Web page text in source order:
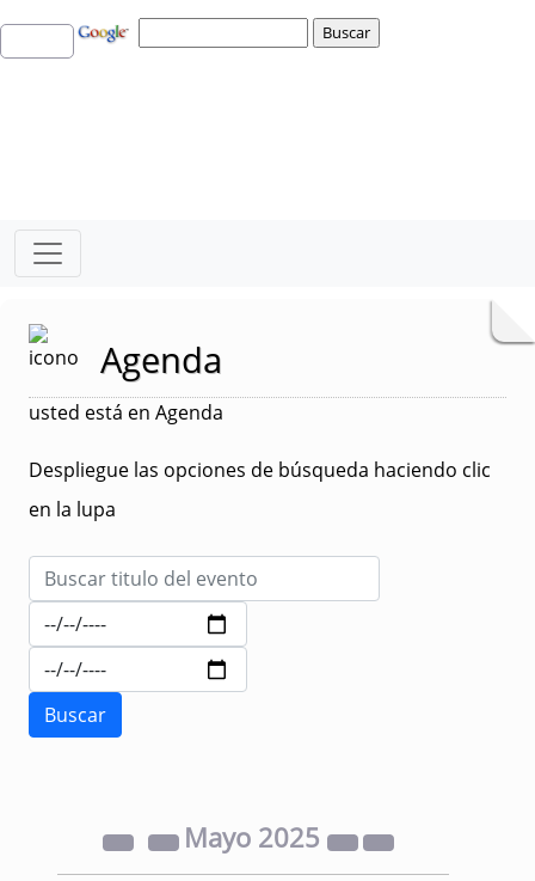
Agenda
usted está en Agenda
Despliegue las opciones de búsqueda haciendo clic
en la lupa
Mayo 2025